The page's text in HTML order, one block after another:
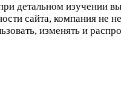
детальном изучении
сайта, компания не
изменять и